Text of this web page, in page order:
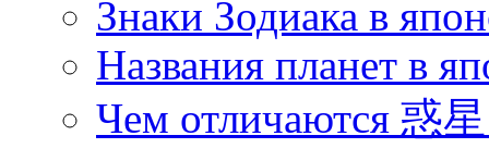
Знаки Зодиака в
Названия планет в
Чем отличаются 惑